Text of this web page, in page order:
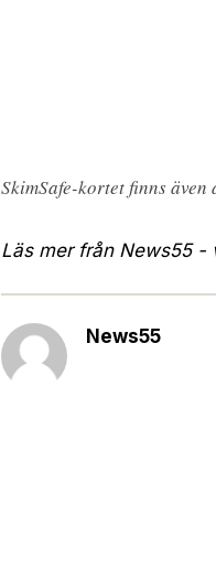
SkimSafe-kortet finns
Läs mer från News55
News55